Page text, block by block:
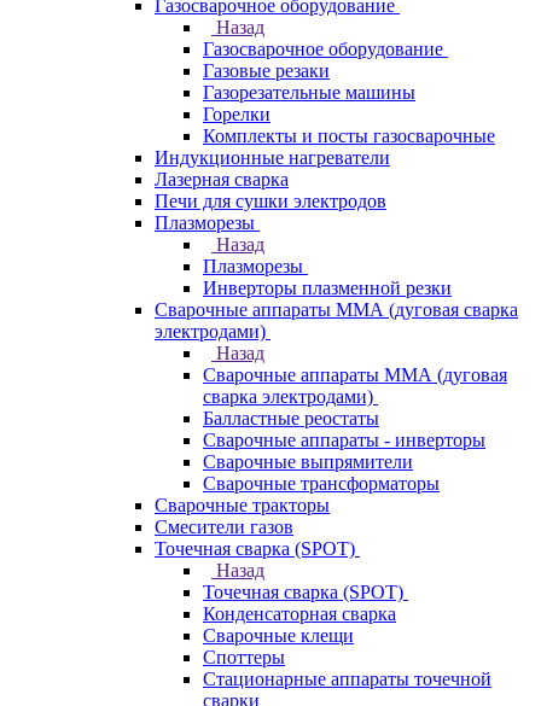
Газосварочное оборудование
Назад
Газосварочное оборудование
Газовые резаки
Газорезательные машины
Горелки
Комплекты и посты газосварочные
Индукционные нагреватели
Лазерная сварка
Печи для сушки электродов
Плазморезы
Назад
Плазморезы
Инверторы плазменной резки
Сварочные аппараты ММА (дуговая сварка
электродами)
Назад
Сварочные аппараты ММА (дуговая
сварка электродами)
Балластные реостаты
Сварочные аппараты - инверторы
Сварочные выпрямители
Сварочные трансформаторы
Сварочные тракторы
Смесители газов
Точечная сварка (SPOT)
Назад
Точечная сварка (SPOT)
Конденсаторная сварка
Сварочные клещи
Споттеры
Стационарные аппараты точечной
сварки